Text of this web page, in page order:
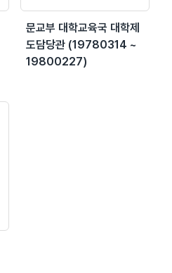
문교부 대학교육국 대학제
도담당관 (19780314 ~
19800227)